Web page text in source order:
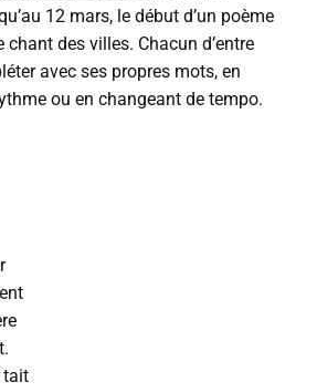
12 mars, le début d’un poème
des villes. Chacun d’entre
avec ses propres mots, en
ou en changeant de tempo.
tait